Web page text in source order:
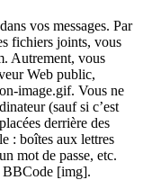
vos messages. Par
fichiers joints, vous
Autrement, vous
Web public,
image.gif. Vous ne
(sauf si c’est
derrière des
: boîtes aux lettres
mot de passe, etc.
BBCode [img].